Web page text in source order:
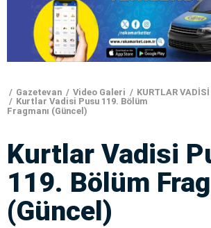
Gazetevan Video Galeri
KURTLAR
Kurtlar Vadisi Pusu 119. Bölüm
Fragmanı (Güncel)
Kurtlar Vadisi
119. Bölüm
(Güncel)